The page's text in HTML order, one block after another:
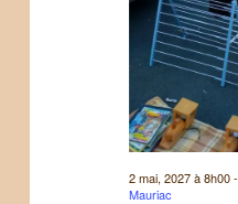
2 mai, 2027 à 8h00-
Mauriac